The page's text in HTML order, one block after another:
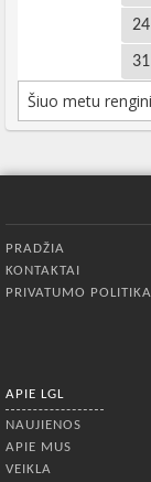
24
31
Šiuo metu
PRADŽIA
KONTAKTAI
PRIVATUMO POLITIKA
APIE LGL
NAUJIENOS
APIE MUS
VEIKLA